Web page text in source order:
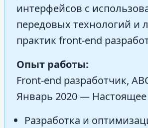
интерфейсов с
передовых технологий и
практик front-end
Опыт работы:
Front-end разработчик,
Январь 2020 —
Разработка и